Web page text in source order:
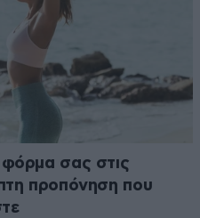
σας στις
προπόνηση που